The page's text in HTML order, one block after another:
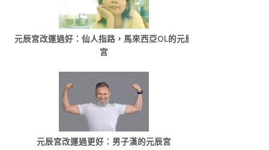
元辰宮改運過好：仙人指路，馬來西亞OL的元辰
宮
元辰宮改運過更好：男子漢的元辰宮